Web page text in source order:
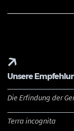
Unsere
Die Erfindung der
Terra incognita